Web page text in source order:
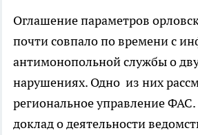
Оглашение параметров
почти совпало по времени с
антимонопольной службы о
нарушениях. Одно из них
региональное управление
доклад о деятельности